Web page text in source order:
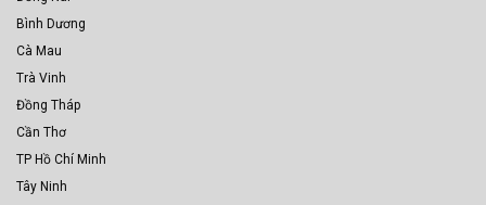
Bình Dương
Cà Mau
Trà Vinh
Đồng Tháp
Cần Thơ
TP Hồ Chí Minh
Tây Ninh